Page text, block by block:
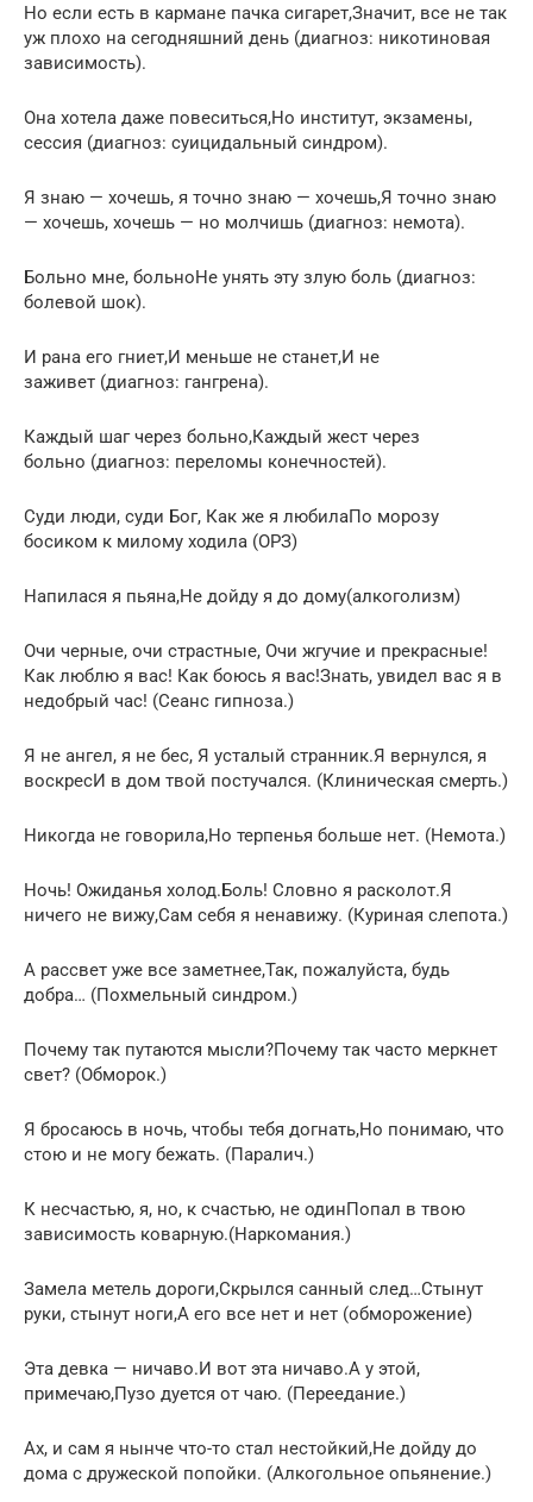
Но если есть в кармане пачка сигарет,Значит, все не так
уж плохо на сегодняшний день (диагноз: никотиновая
зависимость).
Она хотела даже повеситься,Но институт, экзамены,
сессия (диагноз: суицидальный синдром).
Я знаю — хочешь, я точно знаю — хочешь,Я точно знаю
— хочешь, хочешь — но молчишь (диагноз: немота).
Больно мне, больноНе унять эту злую боль (диагноз:
болевой шок).
И рана его гниет,И меньше не станет,И не
заживет (диагноз: гангрена).
Каждый шаг через больно,Каждый жест через
больно (диагноз: переломы конечностей).
Суди люди, суди Бог, Как же я любилаПо морозу
босиком к милому ходила (ОРЗ)
Напилася я пьяна,Не дойду я до дому(алкоголизм)
Очи черные, очи страстные, Очи жгучие и прекрасные!
Как люблю я вас! Как боюсь я вас!Знать, увидел вас я в
недобрый час! (Сеанс гипноза.)
Я не ангел, я не бес, Я усталый странник.Я вернулся, я
воскресИ в дом твой постучался. (Клиническая смерть.)
Никогда не говорила,Но терпенья больше нет. (Немота.)
Ночь! Ожиданья холод.Боль! Словно я расколот.Я
ничего не вижу,Сам себя я ненавижу. (Куриная слепота.)
А рассвет уже все заметнее,Так, пожалуйста, будь
добра… (Похмельный синдром.)
Почему так путаются мысли?Почему так часто меркнет
свет? (Обморок.)
Я бросаюсь в ночь, чтобы тебя догнать,Но понимаю, что
стою и не могу бежать. (Паралич.)
К несчастью, я, но, к счастью, не одинПопал в твою
зависимость коварную.(Наркомания.)
Замела метель дороги,Скрылся санный след…Стынут
руки, стынут ноги,А его все нет и нет (обморожение)
Эта девка — ничаво.И вот эта ничаво.А у этой,
примечаю,Пузо дуется от чаю. (Переедание.)
Ах, и сам я нынче что-то стал нестойкий,Не дойду до
дома с дружеской попойки. (Алкогольное опьянение.)